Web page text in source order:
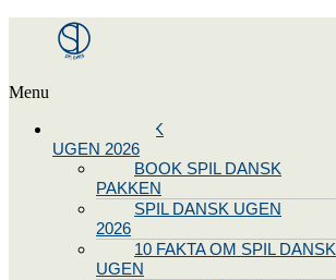
Menu
SPIL DANSK
UGEN 2026
BOOK SPIL DANSK
PAKKEN
SPIL DANSK UGEN
2026
10 FAKTA OM SPIL DANSK
UGEN